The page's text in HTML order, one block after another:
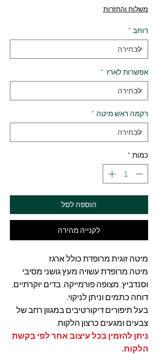
משלוח והחזרות
רוחב *
אפשרות לארז *
רקמה ראש מיטה *
כמות *
הוספה לסל
לקנייה מהירה
מיטה זוגית מרופדת כולל ארגז
מיטה מרופדת עשויה מעץ גושני מסיבי
וסנדביץ. מצופה פורמייקה, בדים יוקרתיים,
דוחה כתמים וניתן לניקוי.
בעל תיפורים דיקורטיבים במגוון רחב של
צבעים ומגעים כרצון הלקוח.
ניתן להזמין בכל עיצוב אחר לפי בקשת
הלקוח.